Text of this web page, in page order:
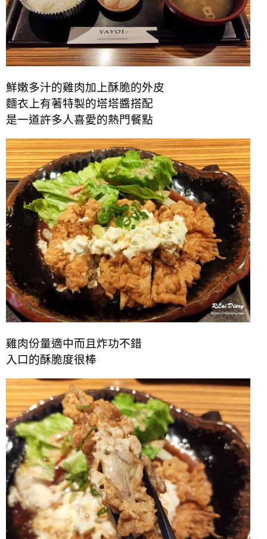
鮮嫩多汁的雞肉加上酥脆的外皮
麵衣上有著特製的塔塔醬搭配
是一道許多人喜愛的熱門餐點
雞肉份量適中而且 炸功不錯
入口的酥脆度很棒